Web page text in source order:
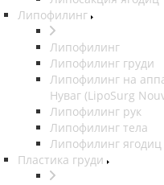
Липофилинг
Липофилинг
Липофилинг груди
Липофилинг на
Нуваг (LipoSurg
Липофилинг рук
Липофилинг тела
Липофилинг ягодиц
Пластика груди